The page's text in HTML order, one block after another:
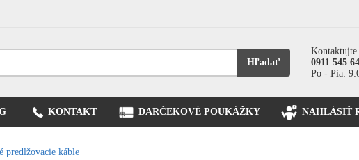
Hľadať
Kontaktujte
0911 545
Po - Pia:
KONTAKT DARČEKOVÉ POUKÁŽKY NAHLÁSIŤ
predlžovacie káble